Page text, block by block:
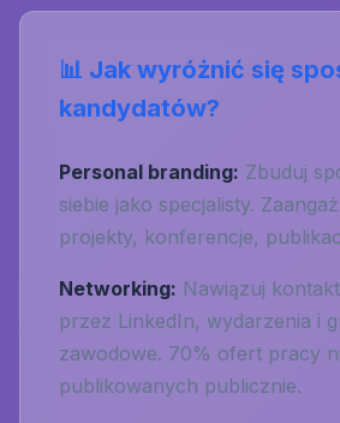
📊 Jak wyróżnić się
kandydatów?
Personal branding: Zbuduj
siebie jako specjalisty.
projekty, konferencje,
Networking: Nawiązuj
przez LinkedIn, wydarzenia i
zawodowe. 70% ofert pracy
publikowanych publicznie.